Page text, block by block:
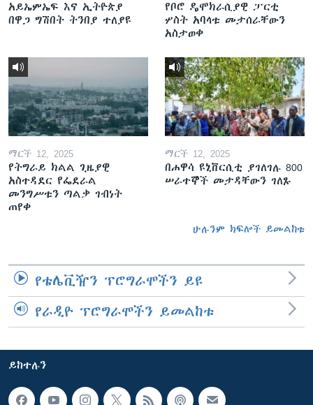
አይኤምኤፍ እና ኢትዮጵያ
በዋጋ ግሽበት ትንበያ ተለያዩ
የቦሮ ዴሞክራሲያዊ ፓርቲ
ሦስት አባላቱ መታሰራቸውን
አስታወቀ
ማርች 12, 2025
የትግራይ ክልል ጊዜያዊ
አስተዳደር የፌደራል
መንግሥቱን ጣልቃ ገብነት
ጠየቀ
ማርች 12, 2025
በሐዋሳ ዩኒቨርሲቲ ያገለገሉ 800
ሠራተኞች መታዳቸውን ገለጹ
ሁሉንም ክፍሎች ይመልከቱ
የቴሌቪዥን ፕሮግራሞችን ይዩ
የራዲዮ ፕሮግራሞችን ይመልከቱ
ይከተሉን